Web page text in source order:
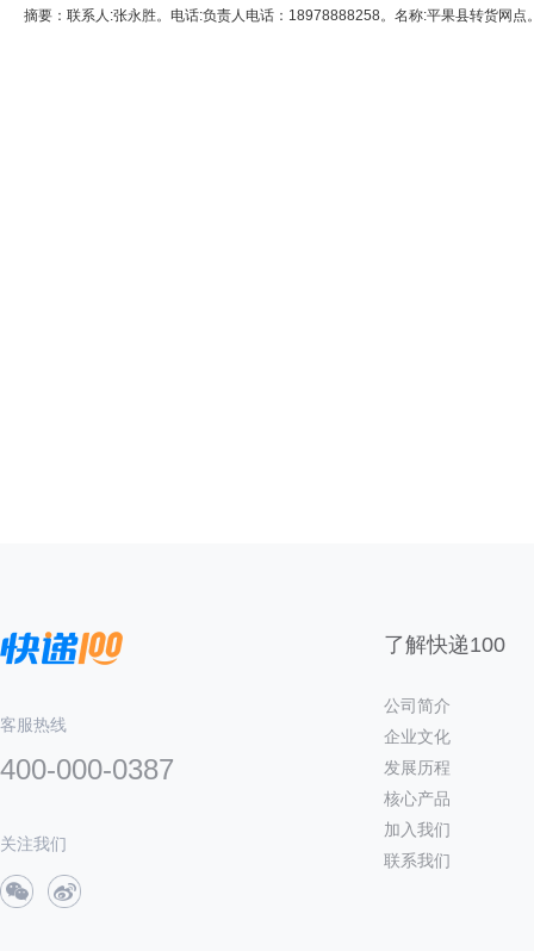
摘要：联系人:张永胜。电话:负责人电话：18978888258。名称:平果县转货网
客服热线
400-000-0387
关注我们
了解快递100
公司简介
企业文化
发展历程
核心产品
加入我们
联系我们